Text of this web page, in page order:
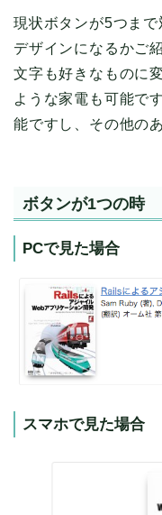
現状ボタンが5つま
デザインになるかご
文字も好きなものに
ような家電も可能で
能ですし、その他の
ボタンが1つの時
PCで見た場合
スマホで見た場合